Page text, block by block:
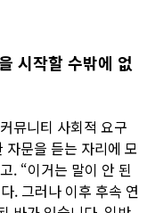
시작할 수밖에 없
뮤니티 사회적 요구
문을 듣는 자리에 모
. “이거는 말이 안 된
. 그러나 이후 후속 연